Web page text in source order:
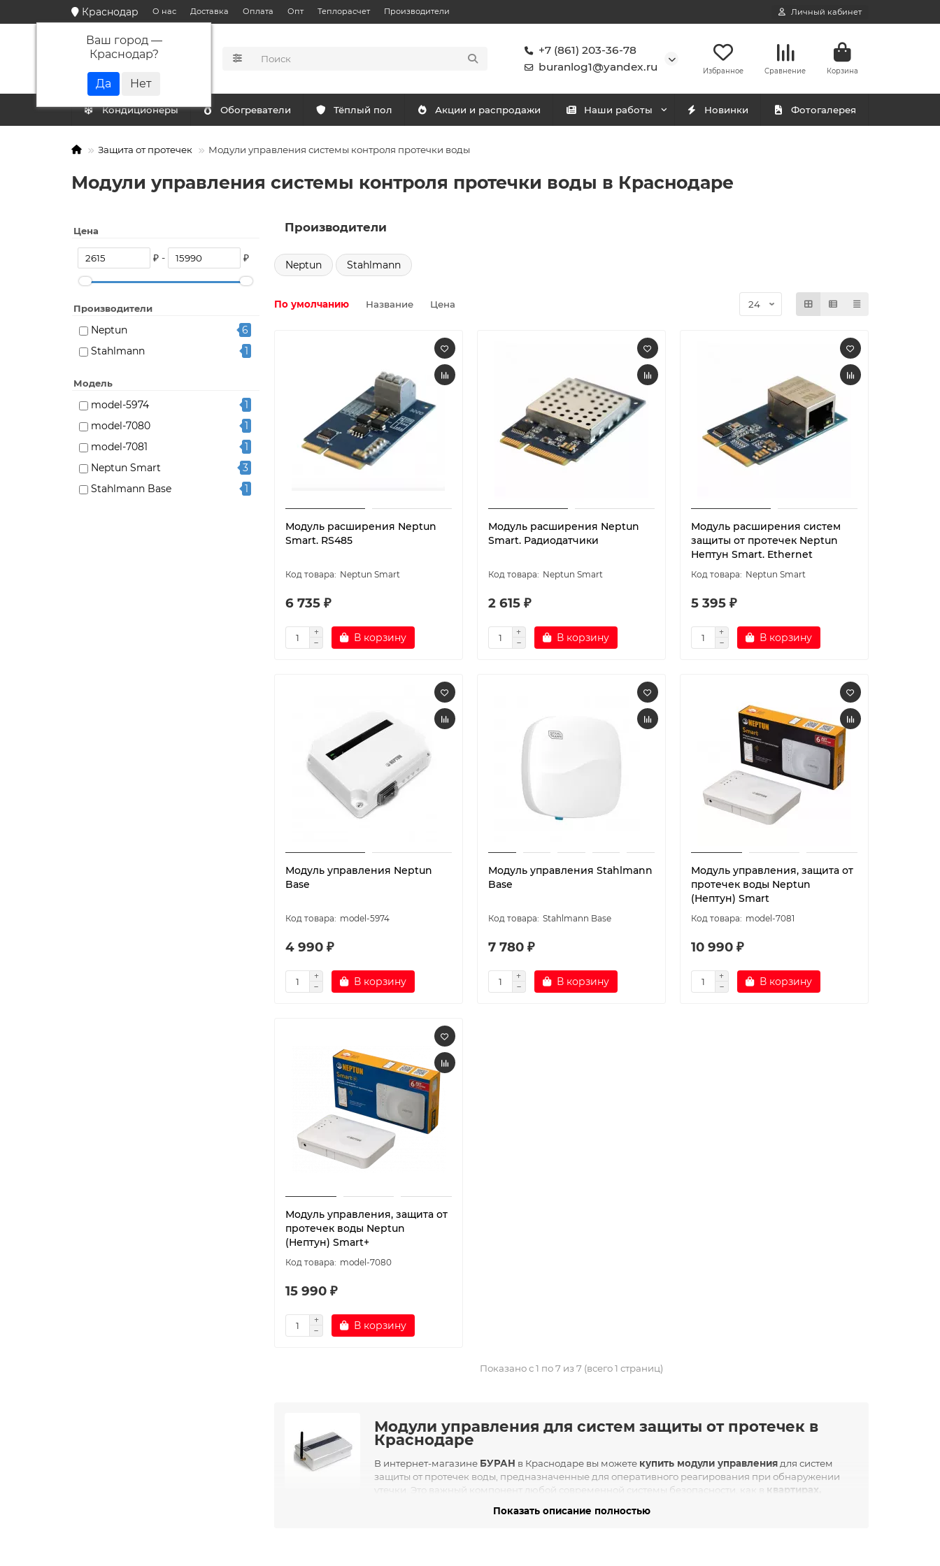
Краснодар
Ваш город —
Краснодар?
О нас Доставка Оплата Опт Теплорасчет Производители Личный кабинет
КАТАЛОГ
+7 (861) 203-36-78
buranlog1@yandex.ru
Избранное Сравнение Корзина
Кондиционеры Обогреватели Тёплый пол Акции и распродажи Наши работы Новинки Фотогалерея
Защита от протечек Модули управления системы контроля протечки воды
Модули управления системы контроля протечки воды в Краснодаре
Цена
₽ - ₽
Производители
Neptun
6
Stahlmann
1
Модель
model-5974
1
model-7080
1
model-7081
1
Neptun Smart
3
Stahlmann Base
1
Производители
Neptun Stahlmann
По умолчанию Название Цена
Модуль расширения Neptun
Smart. RS485
Neptun Smart
6 735 ₽
В корзину
Модуль расширения Neptun
Smart. Радиодатчики
Neptun Smart
2 615 ₽
В корзину
Модуль расширения систем
защиты от протечек Neptun
Нептун Smart. Ethernet
Neptun Smart
5 395 ₽
В корзину
Модуль управления Neptun
Base
model-5974
4 990 ₽
В корзину
Модуль управления Stahlmann
Base
Stahlmann Base
7 780 ₽
В корзину
Модуль управления, защита от
протечек воды Neptun
(Нептун) Smart
model-7081
10 990 ₽
В корзину
Модуль управления, защита от
протечек воды Neptun
(Нептун) Smart+
model-7080
15 990 ₽
В корзину
Показано с 1 по 7 из 7 (всего 1 страниц)
Модули управления для систем защиты от протечек в
Краснодаре
В интернет-магазине БУРАН в Краснодаре вы можете купить модули управления для систем
защиты от протечек воды, предназначенные для оперативного реагирования при обнаружении
утечки. Это важный компонент любой современной системы безопасности, как в квартирах,
Показать описание полностью